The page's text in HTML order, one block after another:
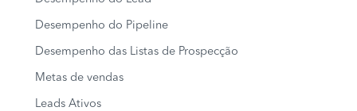
Desempenho do Pipeline
Desempenho das Listas de Prospecção
Metas de vendas
Leads Ativos